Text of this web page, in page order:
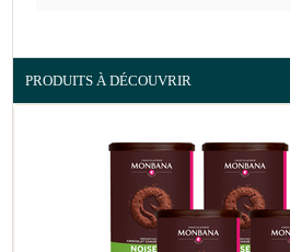
PRODUITS À DÉCOUVRIR